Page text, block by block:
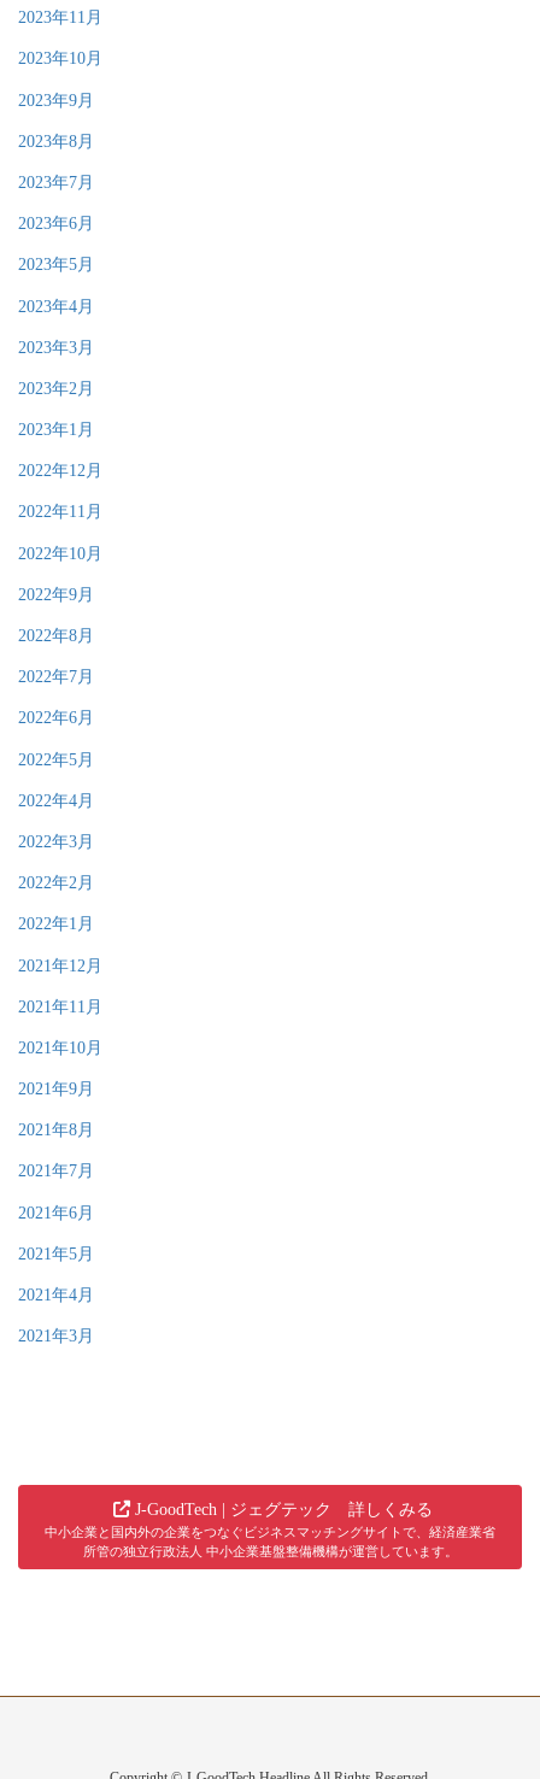
2023年11月
2023年10月
2023年9月
2023年8月
2023年7月
2023年6月
2023年5月
2023年4月
2023年3月
2023年2月
2023年1月
2022年12月
2022年11月
2022年10月
2022年9月
2022年8月
2022年7月
2022年6月
2022年5月
2022年4月
2022年3月
2022年2月
2022年1月
2021年12月
2021年11月
2021年10月
2021年9月
2021年8月
2021年7月
2021年6月
2021年5月
2021年4月
2021年3月
J-GoodTech | ジェグテック 詳しくみる
中小企業と国内外の企業をつなぐビジネスマッチングサイトで、経済産業省
所管の独立行政法人 中小企業基盤整備機構が運営しています。